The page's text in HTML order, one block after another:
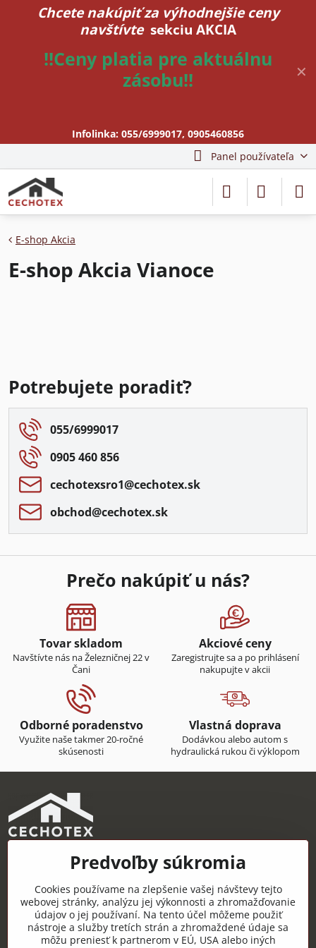
✕
Chcete nakúpiť za výhodnejšie ceny
navštívte sekciu AKCIA
!!Ceny platia pre aktuálnu
zásobu!!
Infolinka: 055/6999017, 0905460856
Panel používateľa
E-shop Akcia
E-shop Akcia Vianoce
Potrebujete poradiť?
055/6999017
0905 460 856
cechotexsro1​@cechotex​.sk
obchod​@cechotex​.sk
Prečo nakúpiť u nás?
Tovar skladom
Navštívte nás na Železničnej 22 v
Čani
Akciové ceny
Zaregistrujte sa a po prihlásení
nakupujte v akcii
Odborné poradenstvo
Využite naše takmer 20-ročné
skúsenosti
Vlastná doprava
Dodávkou alebo autom s
hydraulická rukou či výklopom
CECHOTEX s.r.o.
Železničná 22, 044 14 Čaňa
IČO: 48181757
DIČ: 2120085451
IČ DPH: SK2120085451
Predvoľby súkromia
Cookies používame na zlepšenie vašej návštevy tejto
webovej stránky, analýzu jej výkonnosti a zhromažďovanie
údajov o jej používaní. Na tento účel môžeme použiť
nástroje a služby tretích strán a zhromaždené údaje sa
môžu preniesť k partnerom v EÚ, USA alebo iných